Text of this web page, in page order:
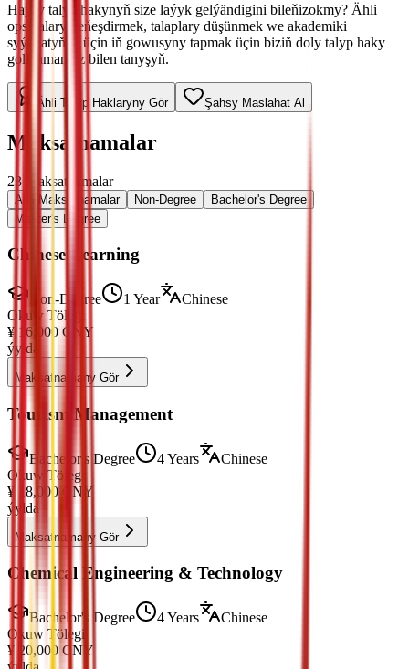
Haýsy talyp hakynyň size laýyk gelýändigini bileňizokmy? Ähli
opsiýalary deňeşdirmek, talaplary düşünmek we akademiki
syýahatyňyz üçin iň gowusyny tapmak üçin biziň doly talyp haky
gollanmamyz bilen tanyşyň.
Ähli Talyp Haklaryny Gör Şahsy Maslahat Al
Maksatnamalar
23 Maksatnamalar
Ähli Maksatnamalar Non-Degree
Bachelor's Degree
Master's Degree
Chinese Learning
Non-Degree 1 Year
Chinese
Okuw Tölegi
¥ 16,000 CNY
ýylda
Maksatnamany Gör
Tourism Management
Bachelor's Degree 4 Years
Chinese
Okuw Tölegi
¥
18,000 CNY
ýylda
Maksatnamany Gör
Chemical Engineering & Technology
Bachelor's Degree 4 Years
Chinese
Okuw Tölegi
¥ 20,000 CNY